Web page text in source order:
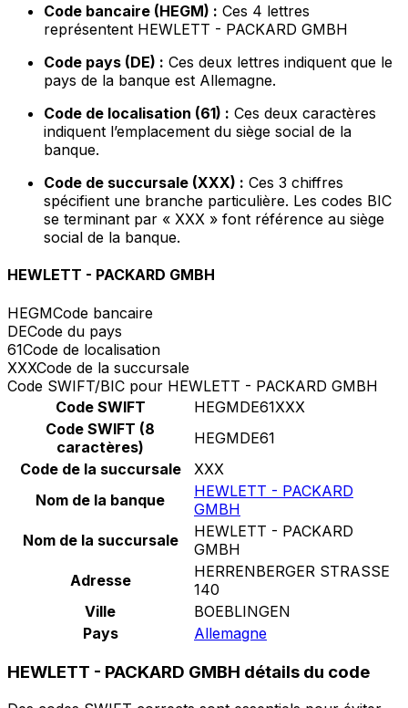
Code bancaire (HEGM) : Ces 4 lettres
représentent HEWLETT - PACKARD GMBH
Code pays (DE) : Ces deux lettres indiquent que le
pays de la banque est Allemagne.
Code de localisation (61) : Ces deux caractères
indiquent l’emplacement du siège social de la
banque.
Code de succursale (XXX) : Ces 3 chiffres
spécifient une branche particulière. Les codes BIC
se terminant par « XXX » font référence au siège
social de la banque.
HEWLETT - PACKARD GMBH
HEGMCode bancaire
DECode du pays
61Code de localisation
XXXCode de la succursale
Code SWIFT/BIC pour HEWLETT - PACKARD GMBH
Code SWIFT
HEGMDE61XXX
Code SWIFT (8
caractères)
HEGMDE61
Code de la succursale
XXX
Nom de la banque
HEWLETT - PACKARD
GMBH
Nom de la succursale
HEWLETT - PACKARD
GMBH
Adresse
HERRENBERGER STRASSE
140
Ville
BOEBLINGEN
Pays
Allemagne
HEWLETT - PACKARD GMBH détails du code